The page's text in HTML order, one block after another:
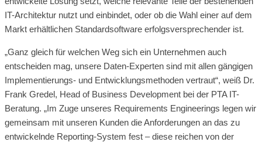
IT-Architektur nutzt und einbindet, oder ob die Wahl einer auf dem
Markt erhältlichen Standardsoftware erfolgsversprechender ist.
„Ganz gleich für welchen Weg sich ein Unternehmen auch
entscheiden mag, unsere Daten-Experten sind mit allen gängigen
Implementierungs- und Entwicklungsmethoden vertraut“, weiß Dr.
Frank Gredel, Head of Business Development bei der PTA IT-
Beratung. „Im Zuge unseres Requirements Engineerings legen wir
gemeinsam mit unseren Kunden die Anforderungen an das zu
entwickelnde Reporting-System fest – diese reichen von der